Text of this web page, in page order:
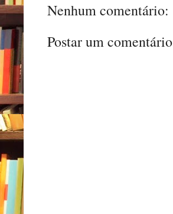
Nenhum comentário:
Postar um comentário